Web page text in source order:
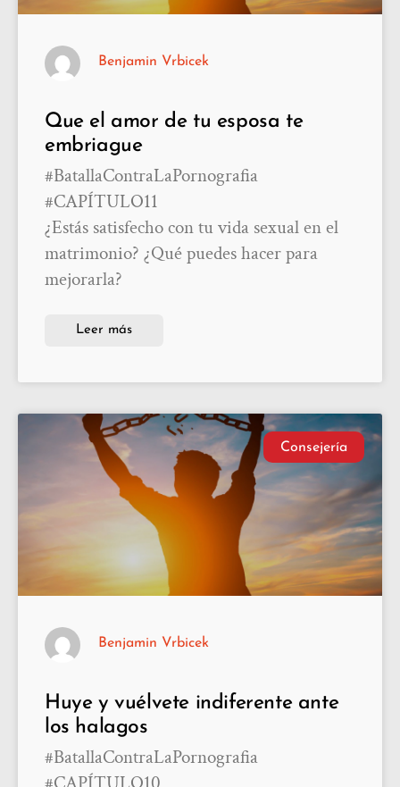
Que el amor de tu esposa te
embriague
#BatallaContraLaPornografia
#CAPÍTULO11
¿Estás satisfecho con tu vida sexual en el
matrimonio? ¿Qué puedes hacer para
mejorarla?
Leer más
Benjamin Vrbicek
Consejería
Huye y vuélvete indiferente ante
los halagos
#BatallaContraLaPornografia
Benjamin Vrbicek